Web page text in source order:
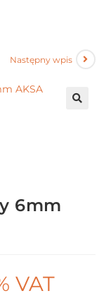
Następny wpis
6mm
VAT